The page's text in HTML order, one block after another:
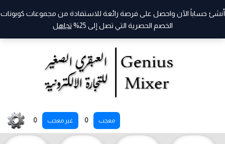
معجب 0 غير معجب 0
أنشئ حساباً الآن واحصل على فرصة رائعة للاستفادة من مجموعات كوبونات
الخصم الحصرية التي تصل إلى 25%
تجاهل
المحتوى